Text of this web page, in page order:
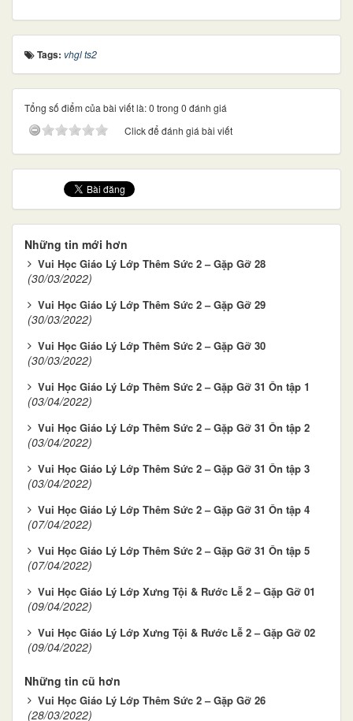
Tags: vhgl ts2
Tổng số điểm của bài viết là: 0 trong 0 đánh giá
Click để đánh giá bài viết
Những tin mới hơn
Vui Học Giáo Lý Lớp Thêm Sức 2 – Gặp Gỡ 28
(30/03/2022)
Vui Học Giáo Lý Lớp Thêm Sức 2 – Gặp Gỡ 29
(30/03/2022)
Vui Học Giáo Lý Lớp Thêm Sức 2 – Gặp Gỡ 30
(30/03/2022)
Vui Học Giáo Lý Lớp Thêm Sức 2 – Gặp Gỡ 31 Ôn tập 1
(03/04/2022)
Vui Học Giáo Lý Lớp Thêm Sức 2 – Gặp Gỡ 31 Ôn tập 2
(03/04/2022)
Vui Học Giáo Lý Lớp Thêm Sức 2 – Gặp Gỡ 31 Ôn tập 3
(03/04/2022)
Vui Học Giáo Lý Lớp Thêm Sức 2 – Gặp Gỡ 31 Ôn tập 4
(07/04/2022)
Vui Học Giáo Lý Lớp Thêm Sức 2 – Gặp Gỡ 31 Ôn tập 5
(07/04/2022)
Vui Học Giáo Lý Lớp Xưng Tội & Rước Lễ 2 – Gặp Gỡ 01
(09/04/2022)
Vui Học Giáo Lý Lớp Xưng Tội & Rước Lễ 2 – Gặp Gỡ 02
(09/04/2022)
Những tin cũ hơn
Vui Học Giáo Lý Lớp Thêm Sức 2 – Gặp Gỡ 26
(28/03/2022)